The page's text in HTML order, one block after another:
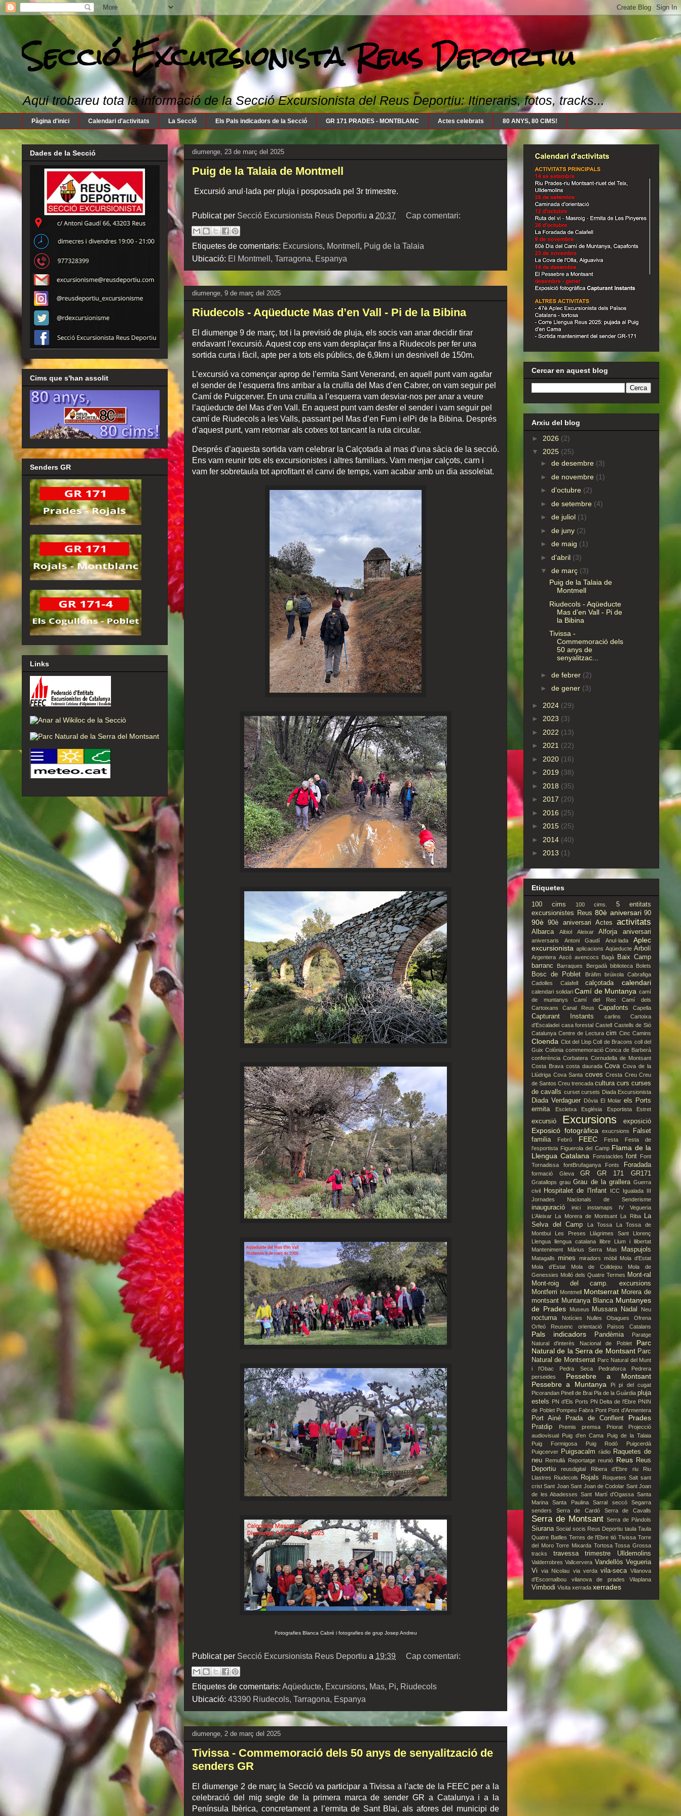
Secció Excursionista Reus Deportiu
Aqui trobareu tota la informació de la Secció Excursionista del Reus Deportiu: Itineraris, fotos, tracks...
Pàgina d'inici Calendari d'activitats La Secció Els Pals indicadors de la Secció GR 171 PRADES - MONTBLANC Actes celebrats 80 ANYS, 80 CIMS!
diumenge, 23 de març del 2025
Puig de la Talaia de Montmell
Excursió anul·lada per pluja i posposada pel 3r trimestre.
Publicat per Secció Excursionista Reus Deportiu a 20:37 Cap comentari:
Etiquetes de comentaris: Excursions, Montmell , Puig de la Talaia
Ubicació: El Montmell, Tarragona, Espanya
diumenge, 9 de març del 2025
Riudecols - Aqüeducte Mas d’en Vall - Pi de la Bibina
El diumenge 9 de març, tot i la previsió de pluja, els socis van anar decidir tirar
endavant l’excursió. Aquest cop ens vam desplaçar fins a Riudecols per fer una
sortida curta i fàcil, apte per a tots els públics, de 6,9km i un desnivell de 150m.
L’excursió va començar aprop de l’ermita Sant Venerand, en aquell punt vam agafar
el sender de l’esquerra fins arribar a la cruïlla del Mas d’en Cabrer, on vam seguir pel
Camí de Puigcerver. En una cruïlla a l’esquerra vam desviar-nos per anar a veure
l’aqüeducte del Mas d’en Vall. En aquest punt vam desfer el sender i vam seguir pel
camí de Riudecols a les Valls, passant pel Mas d’en Fum i elPi de la Bibina. Després
d’aquest punt, vam retornar als cotxes tot tancant la ruta circular.
Després d’aquesta sortida vam celebrar la Calçotada al mas d’una sàcia de la secció.
Ens vam reunir tots els excursionistes i altres familiars. Vam menjar calçots, carn i
vam fer sobretaula tot aprofitant el canvi de temps, vam acabar amb un dia assoleïat.
Fotografies Blanca Cabré i fotografies de grup Josep Andreu
Publicat per Secció Excursionista Reus Deportiu a 19:39 Cap comentari:
Etiquetes de comentaris: Aqüeducte, Excursions, Mas, Pi, Riudecols
Ubicació: 43390 Riudecols, Tarragona, Espanya
diumenge, 2 de març del 2025
Tivissa - Commemoració dels 50 anys de senyalització de
senders GR
El diumenge 2 de març la Secció va participar a Tivissa a l’acte de la FEEC per a la
celebració del mig segle de la primera marca de sender GR a Catalunya i a la
Península Ibèrica, concretament a l’ermita de Sant Blai, als afores del municipi de
Dades de la Secció
Cims que s'han assolit
Senders GR
Links
Cercar en aquest blog
Arxiu del blog
► 2026 (2)
▼ 2025 (25)
► de desembre (3)
► de novembre (1)
► d’octubre (2)
► de setembre (4)
► de juliol (1)
► de juny (2)
► de maig (1)
► d’abril (3)
▼ de març (3)
Puig de la Talaia de
Montmell
Riudecols - Aqüeducte
Mas d’en Vall - Pi de
la Bibina
Tivissa -
Commemoració dels
50 anys de
senyalitzac...
► de febrer (2)
► de gener (3)
► 2024 (29)
► 2023 (3)
► 2022 (13)
► 2021 (22)
► 2020 (16)
► 2019 (38)
► 2018 (35)
► 2017 (20)
► 2016 (25)
► 2015 (25)
► 2014 (40)
► 2013 (1)
Etiquetes
100 cims 100 cims.
5 entitats
excursionistes Reus 80è aniversari 90
90è 90è aniversari Actes activitats
Albarca Albiol Aleixar Alforja aniversari
aniversaris Antoni Gaudí Anul·lada
Aplec
excursionista aplicacions Aqüeducte Arbolí
Argentera Ascó avencocs Bagà
Baix Camp
barranc
Barraques Bergadà biblioteca Bolets
Bosc de Poblet Bràfim brúixola
Cabrafiga
Cadolles
Calafell calçotada calendari
calendari solidari Camí de Muntanya camí
de muntanys
Camí del Rec
Camí dels
Cartoixans
Canal Reus Capafonts Capella
Capturant Instants carlins
Cartoixa
d'Escaladei casa forestal Castell Castells de Sió
Catalunya Centre de Lectura cim Cinc Camins
Cloenda Clot del Llop Coll de Bracons coll del
Guix Colònia commemoració Conca de Barberà
conferència Corbatera Cornudella de Montsant
Costa Brava costa daurada Cova Cova de la
Llúdriga Cova Santa coves Cresta Creu Creu
de Santos Creu trencada cultura curs curses
de cavalls curset cursets Diada Excursionista
Diada Verdaguer Dòvia El Molar els Ports
ermita
Escletxa Església Esportista Estret
excursió Excursions exposició
Exposicó fotogràfica exucrsions
Falset
familia
Febró FEEC Festa
Festa de
l'esportista Figuerola del Camp Flama de la
Llengua Catalana
Fonstacldes font
Font
Tornadissa
fontBrufaganya Fonts Foradada
formació Gleva GR GR 171 GR171
Gratallops grau Grau de la grallera Guerra
civil
Hospitalet de l'Infant ICC Igualada III
Jornades Nacionals de Senderisme
inauguració inici instamaps
IV Vegueria
L’Aleixar La Morera de Montsant La Riba
La
Selva del Camp
La Tossa
La Tossa de
Montbui
Les Preses
Llàgrimes Sant Llorenç
Llengua llengua catalana llibre
Llum i llibertat
Manteniment
Màrius Serra Mas Maspujols
Matagalls mines miradors mòbil Mola d'Estat
Mola d’Estat
Mola de Colldejou
Mola de
Genessies Molló dels Quatre Termes Mont-ral
Mont-roig del camp. excursions
Montferri Montmell Montserrat Morera de
montsant Muntanya Blanca Muntanyes
de Prades
Museus Mussara Nadal Neu
nocturna Notícies Nulles Obagues
Ofrena
Orfeó Reusenc
orientació Països Catalans
Pals indicadors Pandèmia
Paratge
Natural d'interès Nacional de Poblet
Parc
Natural de la Serra de Montsant Parc
Natural de Montserrat Parc Natural del Munt
i l'Obac
Pedra Seca Pedraforca
Pedrera
perseides
Pessebre a Montsant
Pessebre a Muntanya
Pi
pi del cugat
Picorandan Pinell de Brai Pla de la Guàrdia pluja
estels PN d'Els Ports PN Delta de l'Ebre PNIN
de Poblet Pompeu Fabra Pont Pont d'Armentera
Port Ainé Prada de Conflent Prades
Pratdip Premis premsa Priorat
Projecció
audiovisual Puig d'en Cama
Puig de la Talaia
Puig Formigosa
Puig Rodó
Puigcerdà
Puigcerver Puigsacalm ràdio Raquetes de
neu Remullà Reportatge reunió Reus Reus
Deportiu
reusdigital Ribera d’Ebre riu
Riu
Llastres Riudecols Rojals Roquetes Salt sant
crist Sant Joan Sant Joan de Codolar Sant Joan
de les Abadesses Sant Martí d'Ogassa Santa
Marina
Santa Paulina Sarral seccó
Segarra
senders
Serra de Cardó Serra de Cavalls
Serra de Montsant Serra de Pàndols
Siurana Social socis Reus Deportiu taula Taula
Quatre Batlles Terres de l'Ebre tió Tivissa Torre
del Moro Torre Mixarda Tortosa Tossa Grossa
tracks
travessa trimestre Ulldemolins
Valderrobres Vallcervera Vandellòs Vegueria
Vi
via Nicolau via verda vila-seca Vilanova
d'Escornalbou
vilanova de prades Vilaplana
Vimbodi Visita xerrada xerrades